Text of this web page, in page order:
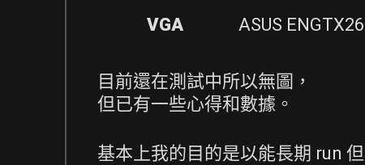
VGA
ASUS
目前還在測試中所以無圖，
但已有一些心得和數據。
基本上我的目的是以能長期 run